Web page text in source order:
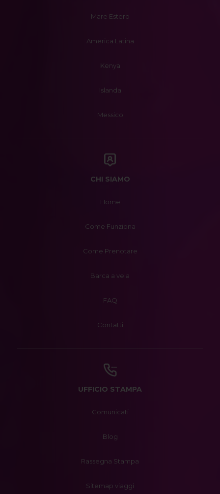
Mare Estero
America Latina
Kenya
Islanda
Messico
CHI SIAMO
Home
Come Funziona
Come Prenotare
Barca a vela
FAQ
Contatti
UFFICIO STAMPA
Comunicati
Blog
Rassegna Stampa
Sitemap viaggi